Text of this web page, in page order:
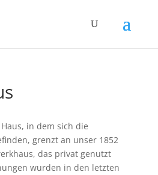
in dem sich die
grenzt an unser 1852
das privat genutzt
wurden in den letzten